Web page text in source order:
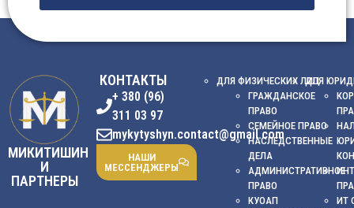
МИКИТИШИН
И
ПАРТНЕРЫ
КОНТАКТЫ
+ 380 (96)
311 03 97
mykytyshyn.contact@gmail.com
НАШИ
МЕССЕНДЖЕРЫ
ДЛЯ ФИЗИЧЕСКИХ ЛИЦ
ГРАЖДАНСКОЕ
ПРАВО
СЕМЕЙНОЕ ПРАВО
НАСЛЕДСТВЕННЫЕ
ДЕЛА
АДМИНИСТРАТИВНОЕ
ПРАВО
КУОАП
ДЛЯ
ИТ